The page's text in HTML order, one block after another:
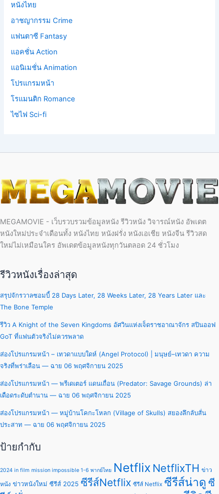
หนังไทย
อาชญากรรม Crime
แฟนตาซี Fantasy
แอคชั่น Action
แอนิเมชั่น Animation
โปรแกรมหน้า
โรแมนติก Romance
ไซไฟ Sci-fi
MEGAMOVIE - เว็บรวบรวมข้อมูลหนัง รีวิวหนัง วิจารณ์หนัง อัพเดต
หนังใหม่ประจำเดือนทั้ง หนังไทย หนังฝรั่ง หนังเอเชีย หนังจีน รีวิวสด
ใหม่ไม่เหมือนใคร อัพเดตข้อมูลหนังทุกวันตลอด 24 ชั่วโมง
รีวิวหนังเรื่องล่าสุด
สรุปจักรวาลซอมบี้ 28 Days Later, 28 Weeks Later, 28 Years Later และ
The Bone Temple
รีวิว A Knight of the Seven Kingdoms อัศวินแห่งเจ็ดราชอาณาจักร สปินออฟ
GoT ที่แฟนตัวจริงไม่ควรพลาด
ส่องโปรแกรมหน้า – เทวดาแบบใดห์ (Angel Protocol) | มนุษย์–เทวดา ความ
จริงที่พร่าเลือน — ฉาย 06 พฤศจิกายน 2025
ส่องโปรแกรมหน้า — พรีเดเตอร์ แดนเถื่อน (Predator: Savage Grounds) ล่า
เดือดระดับตำนาน — ฉาย 06 พฤศจิกายน 2025
ส่องโปรแกรมหน้า — หมู่บ้านโคกะโหลก (Village of Skulls) สยองลึกลับสั่น
ประสาท — ฉาย 06 พฤศจิกายน 2025
ป้ายกำกับ
2024 in film mission impossible 1-6 พากย์ไทย Netflix NetflixTH ข่าว
หนัง ข่าวหนังใหม่ ซีรีส์ 2025 ซีรีส์Netflix ซีรีส์ Netflix ซีรีส์น่าดู ซี